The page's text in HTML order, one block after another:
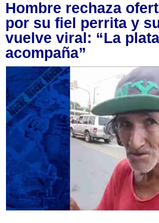
Hombre rechaza
por su fiel perrita y
vuelve viral: “La
acompaña”